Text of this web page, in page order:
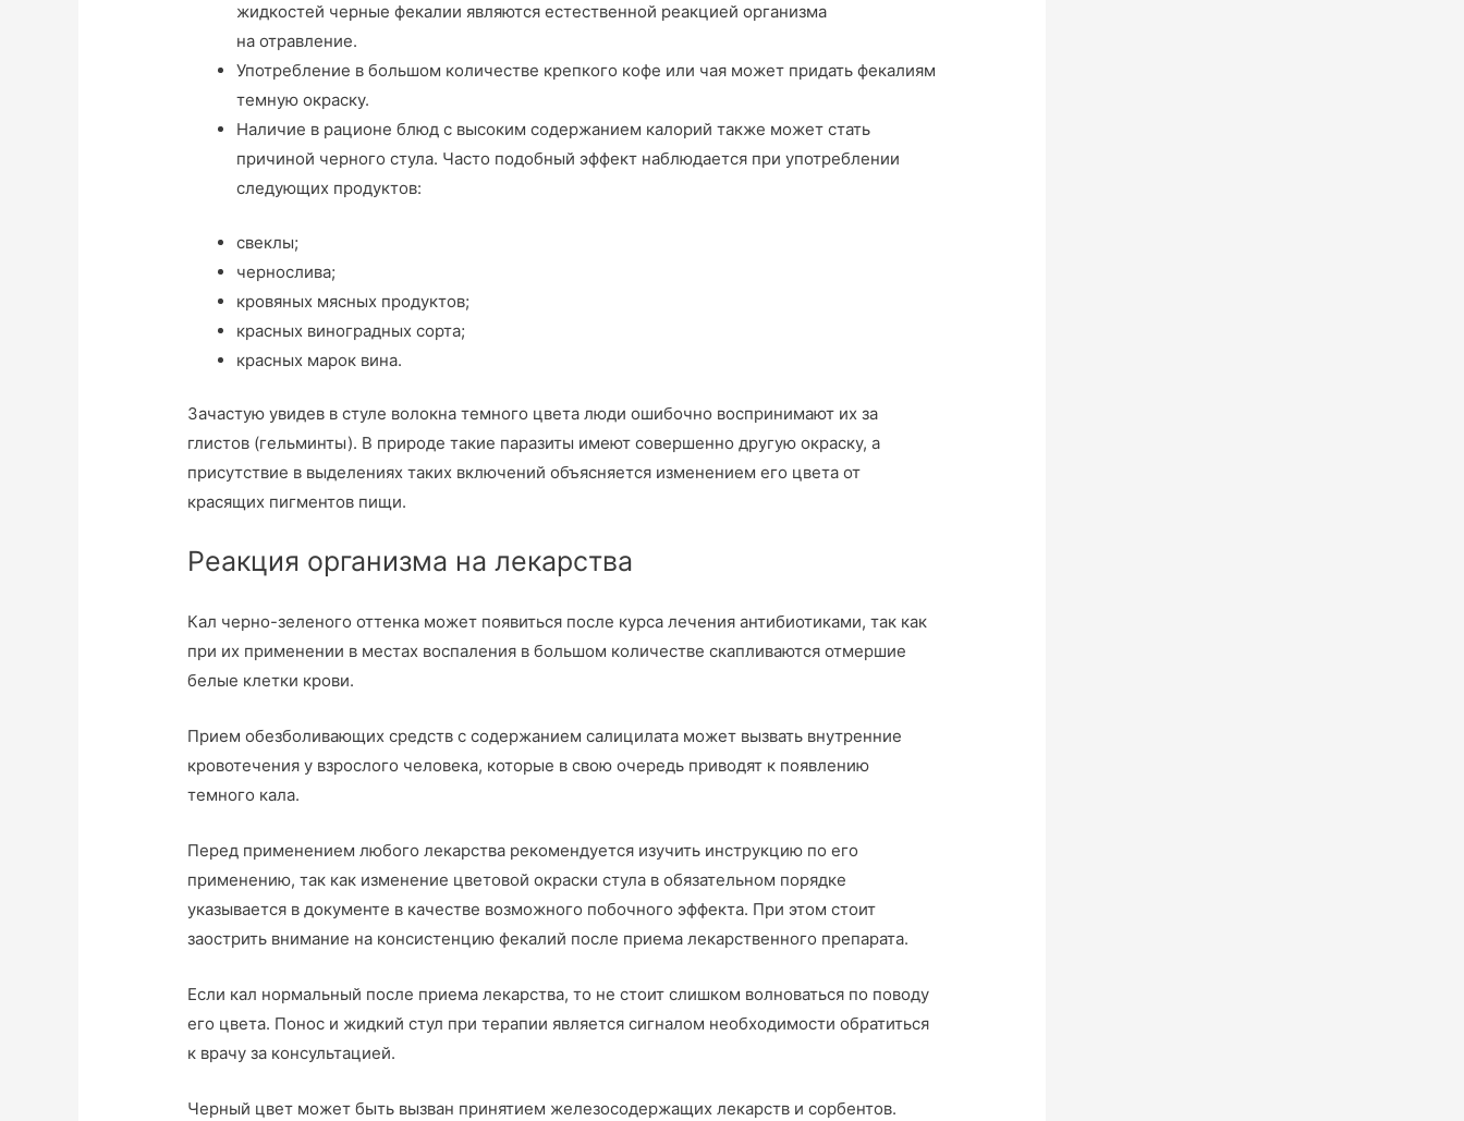
жидкостей черные фекалии являются естественной реакцией организма
на отравление.
Употребление в большом количестве крепкого кофе или чая может придать фекалиям
темную окраску.
Наличие в рационе блюд с высоким содержанием калорий также может стать
причиной черного стула. Часто подобный эффект наблюдается при употреблении
следующих продуктов:
свеклы;
чернослива;
кровяных мясных продуктов;
красных виноградных сорта;
красных марок вина.
Зачастую увидев в стуле волокна темного цвета люди ошибочно воспринимают их за
глистов (гельминты). В природе такие паразиты имеют совершенно другую окраску, а
присутствие в выделениях таких включений объясняется изменением его цвета от
красящих пигментов пищи.
Реакция организма на лекарства
Кал черно-зеленого оттенка может появиться после курса лечения антибиотиками, так как
при их применении в местах воспаления в большом количестве скапливаются отмершие
белые клетки крови.
Прием обезболивающих средств с содержанием салицилата может вызвать внутренние
кровотечения у взрослого человека, которые в свою очередь приводят к появлению
темного кала.
Перед применением любого лекарства рекомендуется изучить инструкцию по его
применению, так как изменение цветовой окраски стула в обязательном порядке
указывается в документе в качестве возможного побочного эффекта. При этом стоит
заострить внимание на консистенцию фекалий после приема лекарственного препарата.
Если кал нормальный после приема лекарства, то не стоит слишком волноваться по поводу
его цвета. Понос и жидкий стул при терапии является сигналом необходимости обратиться
к врачу за консультацией.
Черный цвет может быть вызван принятием железосодержащих лекарств и сорбентов.